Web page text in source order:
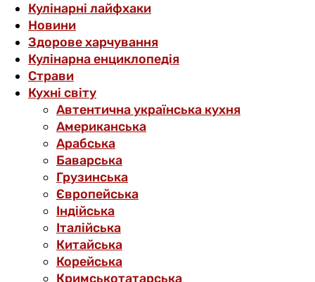
Кулінарні лайфхаки
Новини
Здорове харчування
Кулінарна енциклопедія
Страви
Кухні світу
Автентична українська кухня
Американська
Арабська
Баварська
Грузинська
Європейська
Індійська
Італійська
Китайська
Корейська
Кримськотатарська